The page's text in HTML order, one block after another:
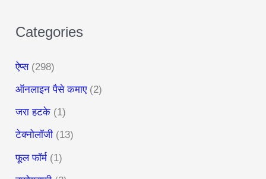
Categories
ऐप्स(298)
ऑनलाइन पैसे कमाए(2)
जरा हटके (1)
टेक्नोलॉजी (13)
फूल फॉर्म (1)